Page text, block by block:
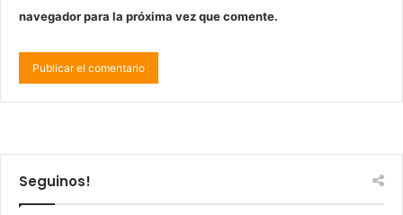
navegador para la próxima vez que comente.
Seguinos!